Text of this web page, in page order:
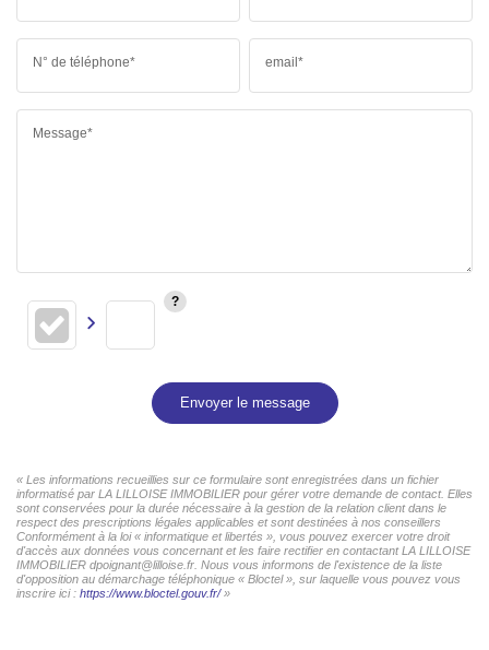
N° de téléphone* email*
Message*
Envoyer le message
« Les informations recueillies sur ce formulaire sont enregistrées dans un fichier
informatisé par LA LILLOISE IMMOBILIER pour gérer votre demande de contact. Elles
sont conservées pour la durée nécessaire à la gestion de la relation client dans le
respect des prescriptions légales applicables et sont destinées à nos conseillers
Conformément à la loi « informatique et libertés », vous pouvez exercer votre droit
d'accès aux données vous concernant et les faire rectifier en contactant LA LILLOISE
IMMOBILIER dpoignant@lilloise.fr. Nous vous informons de l'existence de la liste
d'opposition au démarchage téléphonique « Bloctel », sur laquelle vous pouvez vous
inscrire ici : https://www.bloctel.gouv.fr/»